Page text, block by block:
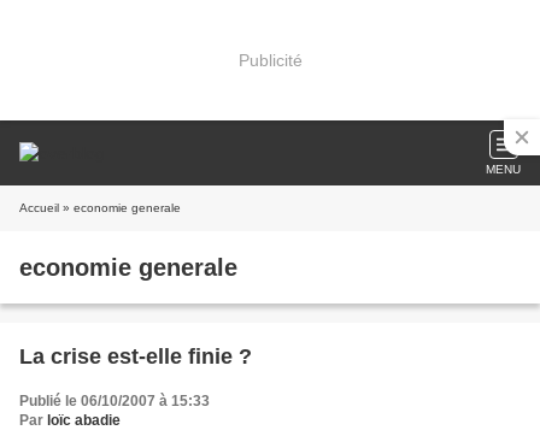
Publicité
MENU
Accueil » economie generale
economie generale
La crise est-elle finie ?
Publié le 06/10/2007 à 15:33
Par loïc abadie